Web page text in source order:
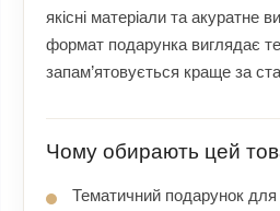
якісні матеріали та акуратне
формат подарунка виглядає
запам’ятовується краще за
Чому обирають цей
Тематичний подарунок для